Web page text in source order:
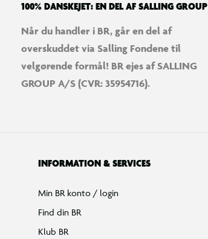
100% DANSKEJET: EN DEL AF SALLING GROUP
Når du handler i BR, går en del af
overskuddet via Salling Fondene til
velgørende formål! BR ejes af SALLING
GROUP A/S (CVR: 35954716).
INFORMATION & SERVICES
Min BR konto / login
Find din BR
Klub BR